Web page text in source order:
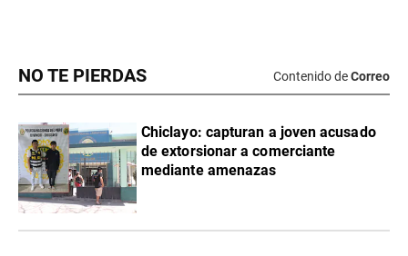
NO TE PIERDAS Contenido deCorreo
Chiclayo: capturan a joven acusado
de extorsionar a comerciante
mediante amenazas